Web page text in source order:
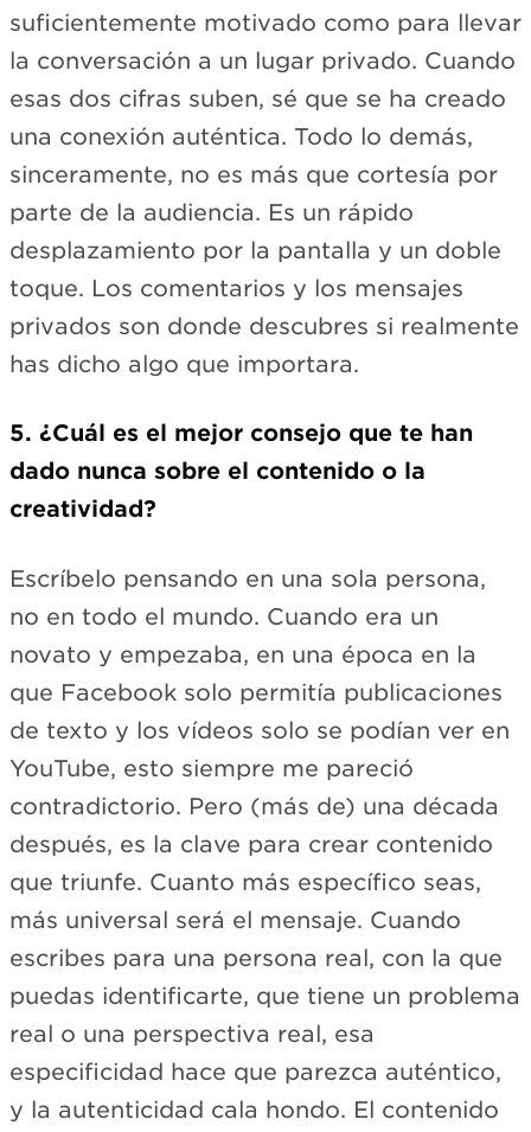
suficientemente motivado como para llevar
la conversación a un lugar privado. Cuando
esas dos cifras suben, sé que se ha creado
una conexión auténtica. Todo lo demás,
sinceramente, no es más que cortesía por
parte de la audiencia. Es un rápido
desplazamiento por la pantalla y un doble
toque. Los comentarios y los mensajes
privados son donde descubres si realmente
has dicho algo que importara.
5. ¿Cuál es el mejor consejo que te han
dado nunca sobre el contenido o la
creatividad?
Escríbelo pensando en una sola persona,
no en todo el mundo. Cuando era un
novato y empezaba, en una época en la
que Facebook solo permitía publicaciones
de texto y los vídeos solo se podían ver en
YouTube, esto siempre me pareció
contradictorio. Pero (más de) una década
después, es la clave para crear contenido
que triunfe. Cuanto más específico seas,
más universal será el mensaje. Cuando
escribes para una persona real, con la que
puedas identificarte, que tiene un problema
real o una perspectiva real, esa
especificidad hace que parezca auténtico,
y la autenticidad cala hondo. El contenido